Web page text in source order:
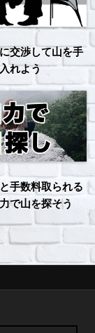
交渉して山を手
れよう
手数料取られる
で山を探そう